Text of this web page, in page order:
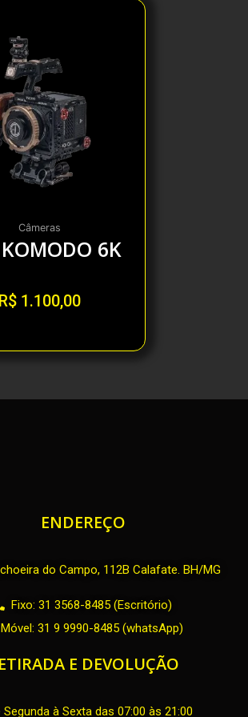
Câmeras
6K
R$ 1.100,00
ENDEREÇO
do Campo, 112B Calafate. BH/MG
Fixo: 31 3568-8485 (Escritório)
Móvel: 31 9 9990-8485 (whatsApp)
E DEVOLUÇÃO
Segunda à Sexta das 07:00 às 21:00